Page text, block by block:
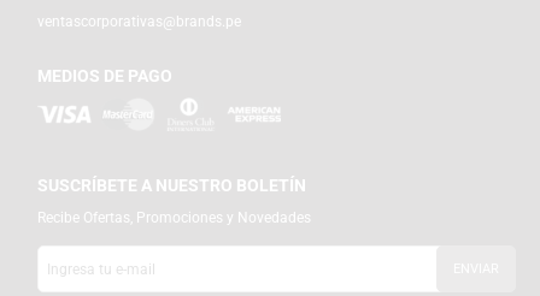
ventascorporativas@brands.pe
MEDIOS DE PAGO
SUSCRÍBETE A NUESTRO BOLETÍN
Recibe Ofertas, Promociones y Novedades